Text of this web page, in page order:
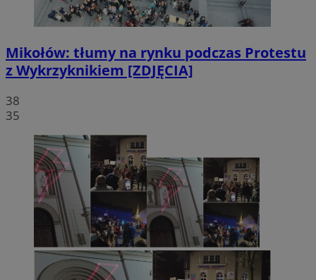
Mikołów: tłumy na rynku podczas Protestu
z Wykrzyknikiem [ZDJĘCIA]
38
35